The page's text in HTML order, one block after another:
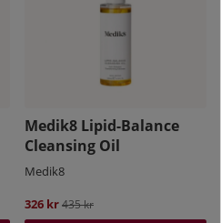
Medik8 Lipid-Balance
Cleansing Oil
Medik8
326 krOrdinarie pris:
435 kr